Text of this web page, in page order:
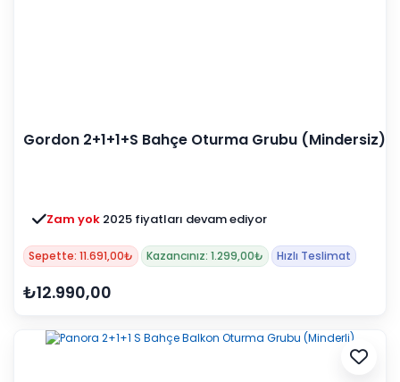
Gordon 2+1+1+S Bahçe Oturma Grubu (Mindersiz)
Zam yok 2025 fiyatları devam ediyor
Sepette: 11.691,00₺ Kazancınız: 1.299,00₺ Hızlı Teslimat
₺12.990,00